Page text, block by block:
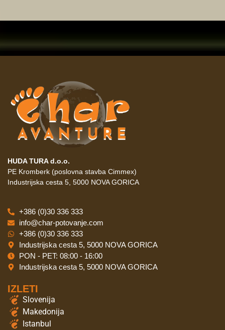
HUDA TURA d.o.o.
PE Kromberk (poslovna stavba Cimmex)
Industrijska cesta 5, 5000 NOVA GORICA
+386 (0)30 336 333
info@char-potovanje.com
+386 (0)30 336 333
Industrijska cesta 5, 5000 NOVA GORICA
PON - PET: 08:00 - 16:00
Industrijska cesta 5, 5000 NOVA GORICA
IZLETI
Slovenija
Makedonija
Istanbul